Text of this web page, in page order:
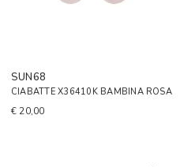
SUN68
CIABATTE X36410K BAMBINA ROSA
€ 20,00